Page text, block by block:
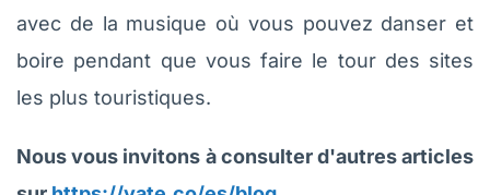
avec de la musique où vous pouvez danser et
boire pendant que vous faire le tour des sites
les plus touristiques.
Nous vous invitons à consulter d'autres articles